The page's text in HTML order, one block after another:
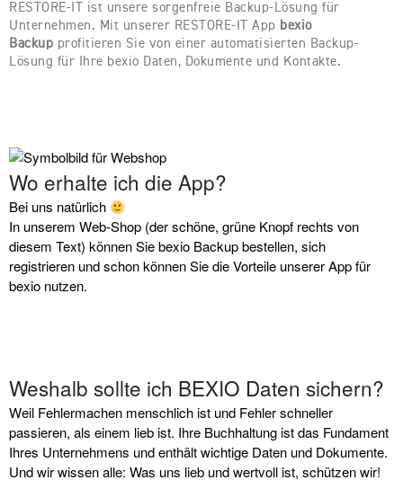
09.06.2026
Stromausfall – kein Problem für
uns
RESTORE-IT ist unsere sorgenfreie Backup-Lösung für
Unternehmen. Mit unserer RESTORE-IT App bexio
Backup profitieren Sie von einer automatisierten Backup-
Lösung für Ihre bexio Daten, Dokumente und Kontakte.
Wo erhalte ich die App?
Bei uns natürlich
In unserem Web-Shop (der schöne, grüne Knopf rechts von
diesem Text) können Sie bexio Backup bestellen, sich
registrieren und schon können Sie die Vorteile unserer App für
bexio nutzen.
Weshalb sollte ich BEXIO Daten sichern?
Weil Fehlermachen menschlich ist und Fehler schneller
passieren, als einem lieb ist. Ihre Buchhaltung ist das Fundament
Ihres Unternehmens und enthält wichtige Daten und Dokumente.
Und wir wissen alle: Was uns lieb und wertvoll ist, schützen wir!